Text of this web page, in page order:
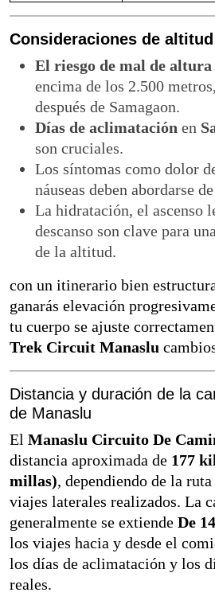
Consideraciones de altitud
El riesgo de mal de altura
encima de los 2.500
después de Samagaon.
Días de aclimatación en
son cruciales.
Los síntomas como dolor
náuseas deben abordarse
La hidratación, el ascenso
descanso son clave para
de la altitud.
con un itinerario bien
ganarás elevación
tu cuerpo se ajuste
Trek Circuit Manaslu
Distancia y duración de la
de Manaslu
El Manaslu Circuito De
distancia aproximada de 177
millas), dependiendo de la
viajes laterales realizados. La
generalmente se extiende De
los viajes hacia y desde el
los días de aclimatación y los
reales.